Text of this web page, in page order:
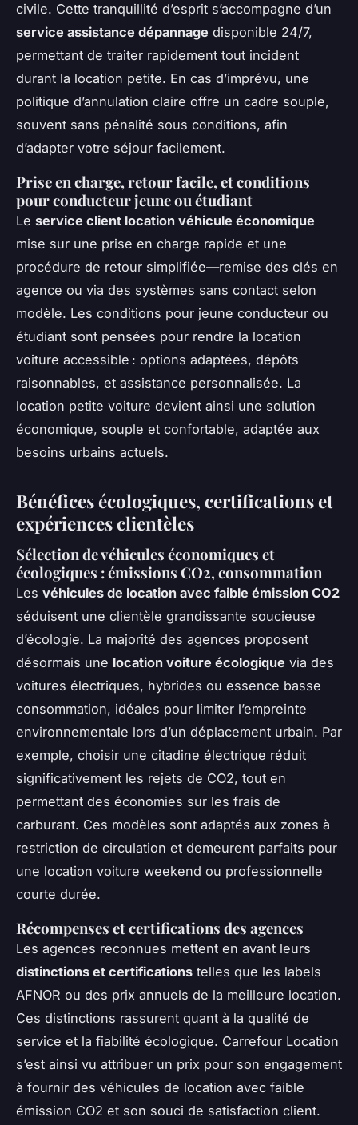
civile. Cette tranquillité d’esprit s’accompagne d’un
service assistance dépannage disponible 24/7,
permettant de traiter rapidement tout incident
durant la location petite. En cas d’imprévu, une
politique d’annulation claire offre un cadre souple,
souvent sans pénalité sous conditions, afin
d’adapter votre séjour facilement.
Prise en charge, retour facile, et conditions
pour conducteur jeune ou étudiant
Le service client location véhicule économique
mise sur une prise en charge rapide et une
procédure de retour simplifiée—remise des clés en
agence ou via des systèmes sans contact selon
modèle. Les conditions pour jeune conducteur ou
étudiant sont pensées pour rendre la location
voiture accessible : options adaptées, dépôts
raisonnables, et assistance personnalisée. La
location petite voiture devient ainsi une solution
économique, souple et confortable, adaptée aux
besoins urbains actuels.
Bénéfices écologiques, certifications et
expériences clientèles
Sélection de véhicules économiques et
écologiques : émissions CO2, consommation
Les véhicules de location avec faible émission CO2
séduisent une clientèle grandissante soucieuse
d’écologie. La majorité des agences proposent
désormais une location voiture écologique via des
voitures électriques, hybrides ou essence basse
consommation, idéales pour limiter l’empreinte
environnementale lors d’un déplacement urbain. Par
exemple, choisir une citadine électrique réduit
significativement les rejets de CO2, tout en
permettant des économies sur les frais de
carburant. Ces modèles sont adaptés aux zones à
restriction de circulation et demeurent parfaits pour
une location voiture weekend ou professionnelle
courte durée.
Récompenses et certifications des agences
Les agences reconnues mettent en avant leurs
distinctions et certifications telles que les labels
AFNOR ou des prix annuels de la meilleure location.
Ces distinctions rassurent quant à la qualité de
service et la fiabilité écologique. Carrefour Location
s’est ainsi vu attribuer un prix pour son engagement
à fournir des véhicules de location avec faible
émission CO2 et son souci de satisfaction client.